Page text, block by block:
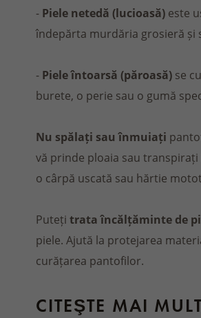
- Piele netedă (lucioasă) este
îndepărta murdăria grosieră și
- Piele întoarsă (păroasă) se
burete, o perie sau o gumă
Nu spălați sau înmuiați
vă prinde ploaia sau
o cârpă uscată sau hărtie
Puteți trata încălțăminte de
piele. Ajută la protejarea
curățarea pantofilor.
CITEŞTE MAI